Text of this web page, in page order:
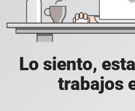
Lo siento,
trabajos